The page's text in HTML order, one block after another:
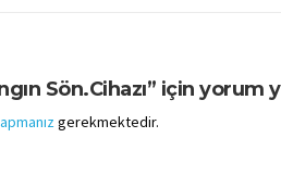
Sön.Cihazı” için yorum
gerekmektedir.